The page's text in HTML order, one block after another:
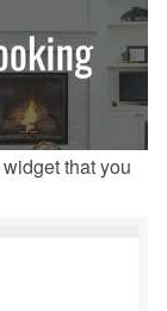
widget that you